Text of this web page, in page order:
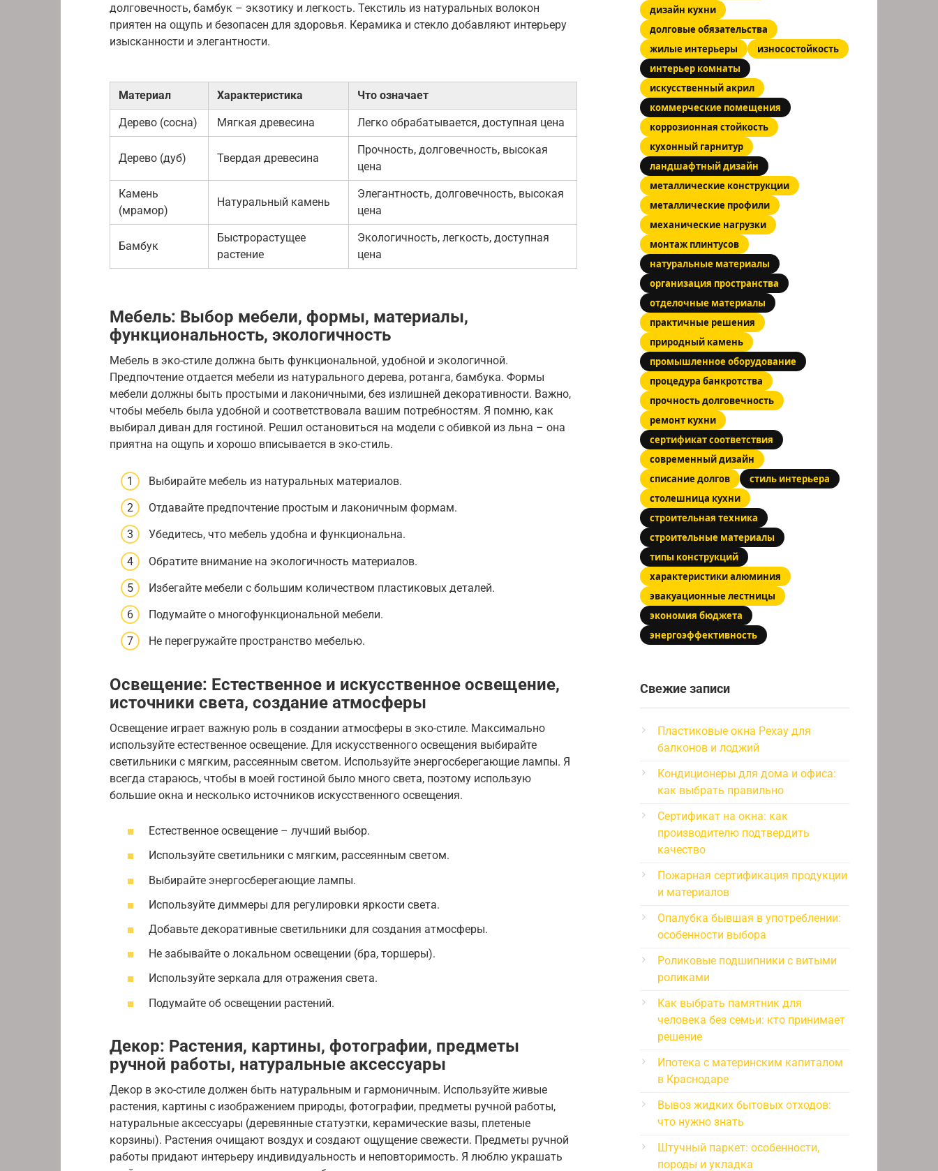
долговечность, бамбук – экзотику и легкость. Текстиль из натуральных волокон
приятен на ощупь и безопасен для здоровья. Керамика и стекло добавляют интерьеру
изысканности и элегантности.
Материал Характеристика Что означает
Дерево (сосна) Мягкая древесина Легко обрабатывается, доступная цена
Дерево (дуб) Твердая древесина
Прочность, долговечность, высокая
цена
Камень
(мрамор)
Натуральный камень
Элегантность, долговечность, высокая
цена
Бамбук
Быстрорастущее
растение
Экологичность, легкость, доступная
цена
Мебель: Выбор мебели, формы, материалы,
функциональность, экологичность
Мебель в эко-стиле должна быть функциональной, удобной и экологичной.
Предпочтение отдается мебели из натурального дерева, ротанга, бамбука. Формы
мебели должны быть простыми и лаконичными, без излишней декоративности. Важно,
чтобы мебель была удобной и соответствовала вашим потребностям. Я помню, как
выбирал диван для гостиной. Решил остановиться на модели с обивкой из льна – она
приятна на ощупь и хорошо вписывается в эко-стиль.
Выбирайте мебель из натуральных материалов.
Отдавайте предпочтение простым и лаконичным формам.
Убедитесь, что мебель удобна и функциональна.
Обратите внимание на экологичность материалов.
Избегайте мебели с большим количеством пластиковых деталей.
Подумайте о многофункциональной мебели.
Не перегружайте пространство мебелью.
Освещение: Естественное и искусственное освещение,
источники света, создание атмосферы
Освещение играет важную роль в создании атмосферы в эко-стиле. Максимально
используйте естественное освещение. Для искусственного освещения выбирайте
светильники с мягким, рассеянным светом. Используйте энергосберегающие лампы. Я
всегда стараюсь, чтобы в моей гостиной было много света, поэтому использую
большие окна и несколько источников искусственного освещения.
Естественное освещение – лучший выбор.
Используйте светильники с мягким, рассеянным светом.
Выбирайте энергосберегающие лампы.
Используйте диммеры для регулировки яркости света.
Добавьте декоративные светильники для создания атмосферы.
Не забывайте о локальном освещении (бра, торшеры).
Используйте зеркала для отражения света.
Подумайте об освещении растений.
Декор: Растения, картины, фотографии, предметы
ручной работы, натуральные аксессуары
Декор в эко-стиле должен быть натуральным и гармоничным. Используйте живые
растения, картины с изображением природы, фотографии, предметы ручной работы,
натуральные аксессуары (деревянные статуэтки, керамические вазы, плетеные
корзины). Растения очищают воздух и создают ощущение свежести. Предметы ручной
работы придают интерьеру индивидуальность и неповторимость. Я люблю украшать
дизайн кухни
долговые обязательства
жилые интерьеры
износостойкость
интерьер комнаты
искусственный акрил
коммерческие помещения
коррозионная стойкость
кухонный гарнитур
ландшафтный дизайн
металлические конструкции
металлические профили
механические нагрузки
монтаж плинтусов
натуральные материалы
организация пространства
отделочные материалы
практичные решения
природный камень
промышленное оборудование
процедура банкротства
прочность долговечность
ремонт кухни
сертификат соответствия
современный дизайн
списание долгов
стиль интерьера
столешница кухни
строительная техника
строительные материалы
типы конструкций
характеристики алюминия
эвакуационные лестницы
экономия бюджета
энергоэффективность
Свежие записи
Пластиковые окна Рехау для
балконов и лоджий
Кондиционеры для дома и офиса:
как выбрать правильно
Сертификат на окна: как
производителю подтвердить
качество
Пожарная сертификация продукции
и материалов
Опалубка бывшая в употреблении:
особенности выбора
Роликовые подшипники с витыми
роликами
Как выбрать памятник для
человека без семьи: кто принимает
решение
Ипотека с материнским капиталом
в Краснодаре
Вывоз жидких бытовых отходов:
что нужно знать
Штучный паркет: особенности,
породы и укладка